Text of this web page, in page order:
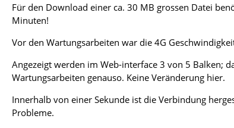
Für den Download einer ca. 30 MB grossen Datei
Minuten!
Vor den Wartungsarbeiten war die 4G
Angezeigt werden im Web-interface 3 von 5 Balken;
Wartungsarbeiten genauso. Keine Veränderung hier.
Innerhalb von einer Sekunde ist die Verbindung
Probleme.